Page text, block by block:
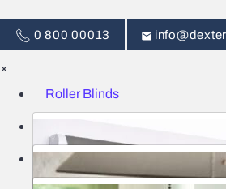
0 800 00013
×
Roller Blinds
Smart Control